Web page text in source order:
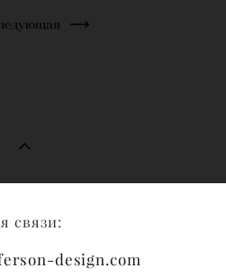
связи:
design.com